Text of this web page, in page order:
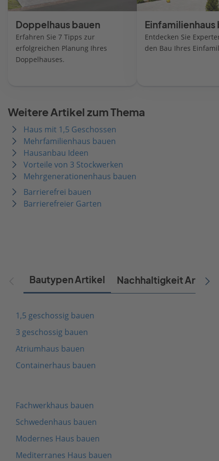
Doppelhaus bauen
Erfahren Sie 7 Tipps zur
erfolgreichen Planung Ihres
Doppelhauses.
Einfamilienhaus
Entdecken Sie
den Bau Ihres
Weitere Artikel zum Thema
Haus mit 1,5 Geschossen
Mehrfamilienhaus bauen
Hausanbau Ideen
Vorteile von 3 Stockwerken
Mehrgenerationenhaus bauen
Barrierefrei bauen
Barrierefreier Garten
Bautypen Artikel Nachhaltigkeit Artikel
1,5 geschossig bauen
3 geschossig bauen
Atriumhaus bauen
Containerhaus bauen
Fachwerkhaus bauen
Schwedenhaus bauen
Modernes Haus bauen
Mediterranes Haus bauen